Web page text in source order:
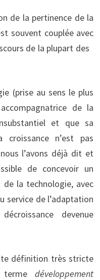
de la pertinence de la
souvent couplée avec
de la plupart des
(prise au sens le plus
de la
et que sa
croissance n’est pas
l’avons déjà dit et
de concevoir un
la technologie, avec
service de l’adaptation
devenue
définition très stricte
termedéveloppement